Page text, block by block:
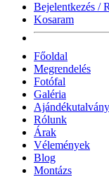
Bejelentkezés /
Kosaram
Főoldal
Megrendelés
Fotófal
Galéria
Ajándékutalvány
Rólunk
Árak
Vélemények
Blog
Montázs